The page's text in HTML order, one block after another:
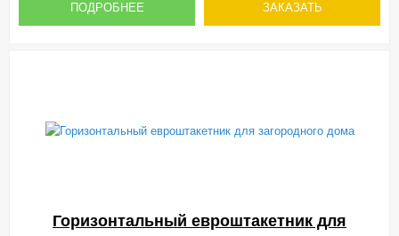
ПОДРОБНЕЕ ЗАКАЗАТЬ
Горизонтальный евроштакетник для